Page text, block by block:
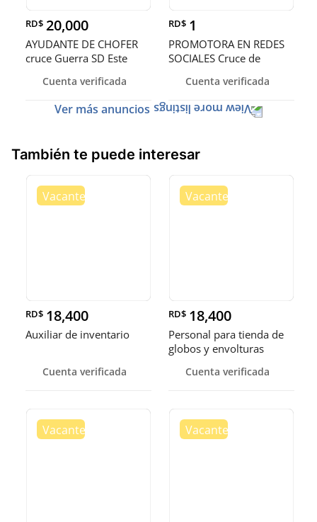
RD$ 20,000
AYUDANTE DE CHOFER
cruce Guerra SD Este
Cuenta verificada
RD$ 1
PROMOTORA EN REDES
SOCIALES Cruce de
Cuenta verificada
Ver más anuncios
También te puede interesar
RD$ 18,400
Auxiliar de inventario
Cuenta verificada
RD$ 18,400
Personal para tienda de
globos y envolturas
Cuenta verificada